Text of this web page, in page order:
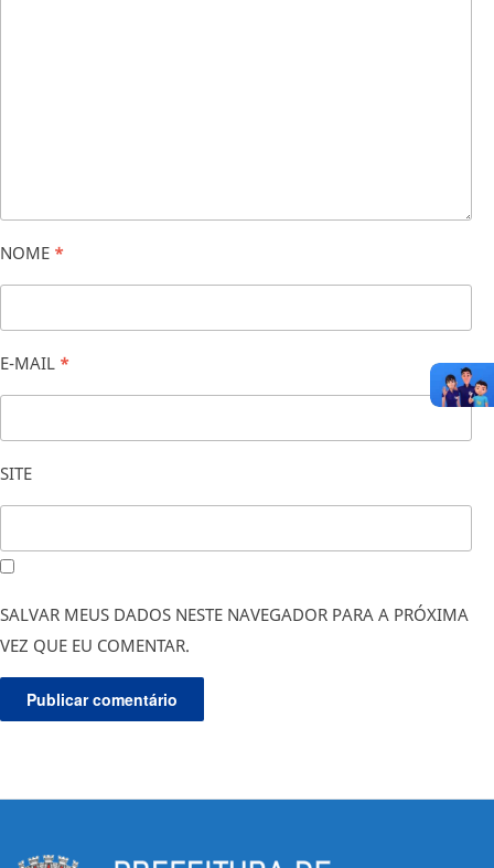
NOME *
E-MAIL *
SITE
SALVAR MEUS DADOS NESTE NAVEGADOR PARA A PRÓXIMA
VEZ QUE EU COMENTAR.